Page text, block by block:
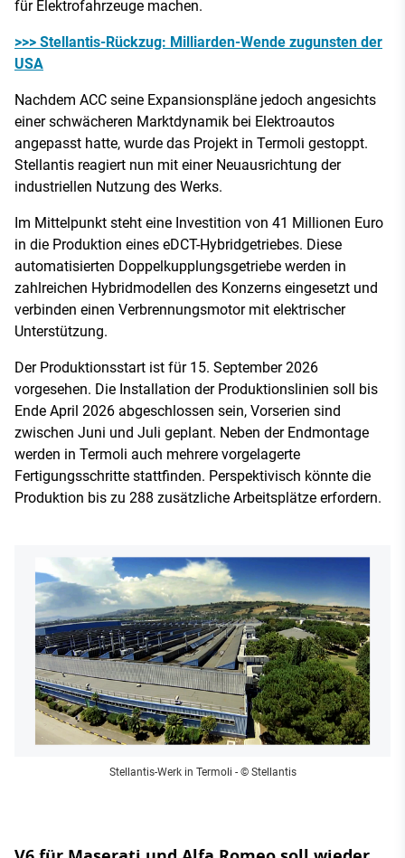
für Elektrofahrzeuge machen.
>>> Stellantis-Rückzug: Milliarden-Wende zugunsten der
USA
Nachdem ACC seine Expansionspläne jedoch angesichts
einer schwächeren Marktdynamik bei Elektroautos
angepasst hatte, wurde das Projekt in Termoli gestoppt.
Stellantis reagiert nun mit einer Neuausrichtung der
industriellen Nutzung des Werks.
Im Mittelpunkt steht eine Investition von 41 Millionen Euro
in die Produktion eines eDCT-Hybridgetriebes. Diese
automatisierten Doppelkupplungsgetriebe werden in
zahlreichen Hybridmodellen des Konzerns eingesetzt und
verbinden einen Verbrennungsmotor mit elektrischer
Unterstützung.
Der Produktionsstart ist für 15. September 2026
vorgesehen. Die Installation der Produktionslinien soll bis
Ende April 2026 abgeschlossen sein, Vorserien sind
zwischen Juni und Juli geplant. Neben der Endmontage
werden in Termoli auch mehrere vorgelagerte
Fertigungsschritte stattfinden. Perspektivisch könnte die
Produktion bis zu 288 zusätzliche Arbeitsplätze erfordern.
Stellantis-Werk in Termoli - © Stellantis